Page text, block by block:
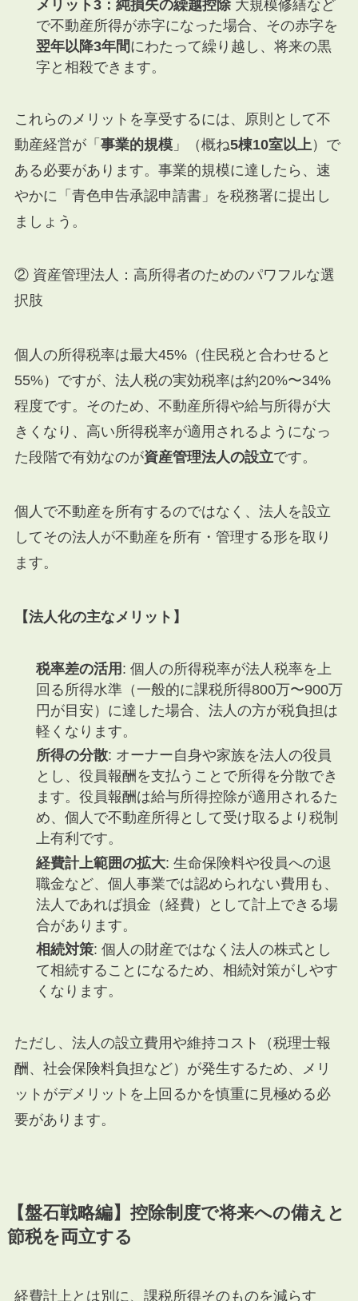
メリット3：純損失の繰越控除大規模修繕など
で不動産所得が赤字になった場合、その赤字を
翌年以降3年間にわたって繰り越し、将来の黒
字と相殺できます。
これらのメリットを享受するには、原則として不
動産経営が「 事業的規模」（概ね5棟10室以上 ）で
ある必要があります。事業的規模に達したら、速
やかに「青色申告承認申請書」を税務署に提出し
ましょう。
② 資産管理法人：高所得者のためのパワフルな選
択肢
個人の所得税率は最大45%（住民税と合わせると
55%）ですが、法人税の実効税率は約20%〜34%
程度です。そのため、不動産所得や給与所得が大
きくなり、高い所得税率が適用されるようになっ
た段階で有効なのが資産管理法人の設立です。
個人で不動産を所有するのではなく、法人を設立
してその法人が不動産を所有・管理する形を取り
ます。
【法人化の主なメリット】
税率差の活用 : 個人の所得税率が法人税率を上
回る所得水準（一般的に課税所得800万〜900万
円が目安）に達した場合、法人の方が税負担は
軽くなります。
所得の分散: オーナー自身や家族を法人の役員
とし、役員報酬を支払うことで所得を分散でき
ます。役員報酬は給与所得控除が適用されるた
め、個人で不動産所得として受け取るより税制
上有利です。
経費計上範囲の拡大: 生命保険料や役員への退
職金など、個人事業では認められない費用も、
法人であれば損金（経費）として計上できる場
合があります。
相続対策: 個人の財産ではなく法人の株式とし
て相続することになるため、相続対策がしやす
くなります。
ただし、法人の設立費用や維持コスト（税理士報
酬、社会保険料負担など）が発生するため、メリ
ットがデメリットを上回るかを慎重に見極める必
要があります。
【盤石戦略編】控除制度で将来への備えと
節税を両立する
経費計上とは別に、課税所得そのものを減らす